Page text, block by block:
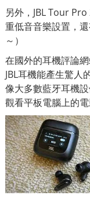
另外，JBL Tour Pro
重低音音樂設置，
～）
在國外的耳機評論
JBL耳機能產生驚人
像大多數藍牙耳機
觀看平板電腦上的